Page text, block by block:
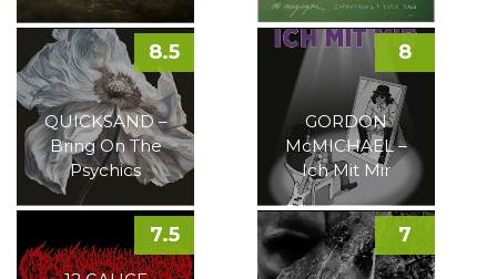
QUICKSAND –
Bring On The
Psychics
8.5
GORDON
McMICHAEL –
Ich Mit Mir
8
7.5 7